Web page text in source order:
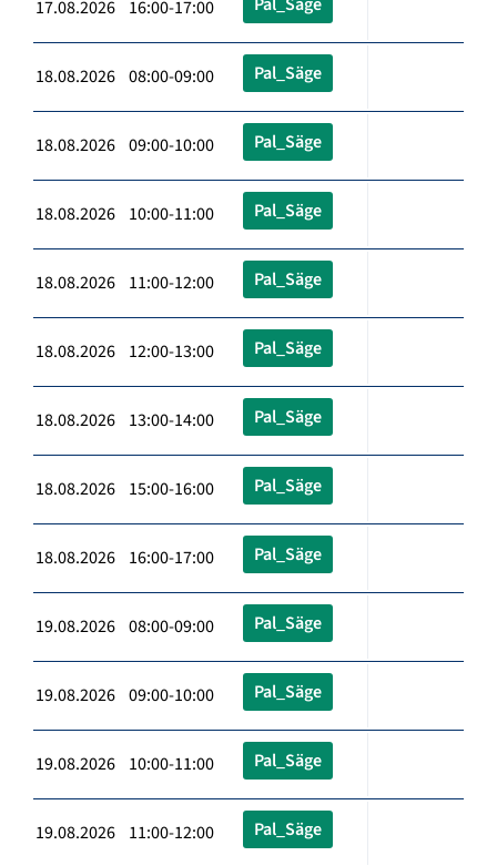
17.08.2026 16:00-17:00
18.08.2026 08:00-09:00 Pal_Säge
18.08.2026 09:00-10:00 Pal_Säge
18.08.2026 10:00-11:00 Pal_Säge
18.08.2026 11:00-12:00 Pal_Säge
18.08.2026 12:00-13:00 Pal_Säge
18.08.2026 13:00-14:00 Pal_Säge
18.08.2026 15:00-16:00 Pal_Säge
18.08.2026 16:00-17:00 Pal_Säge
19.08.2026 08:00-09:00 Pal_Säge
19.08.2026 09:00-10:00 Pal_Säge
19.08.2026 10:00-11:00 Pal_Säge
19.08.2026 11:00-12:00 Pal_Säge